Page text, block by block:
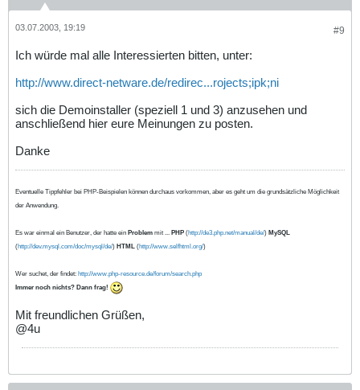
#9
03.07.2003, 19:19
Ich würde mal alle Interessierten bitten, unter:
http://www.direct-netware.de/redirec...rojects;ipk;ni
sich die Demoinstaller (speziell 1 und 3) anzusehen und
anschließend hier eure Meinungen zu posten.
Danke
Eventuelle Tippfehler bei PHP-Beispielen können durchaus vorkommen, aber es geht um die grundsätzliche Möglichkeit
der Anwendung.
Es war einmal ein Benutzer, der hatte ein Problem mit ... PHP (http://de3.php.net/manual/de/) MySQL
(http://dev.mysql.com/doc/mysql/de/) HTML (http://www.selfhtml.org/)
Wer suchet, der findet: http://www.php-resource.de/forum/search.php
Immer noch nichts? Dann frag!
Mit freundlichen Grüßen,
@4u